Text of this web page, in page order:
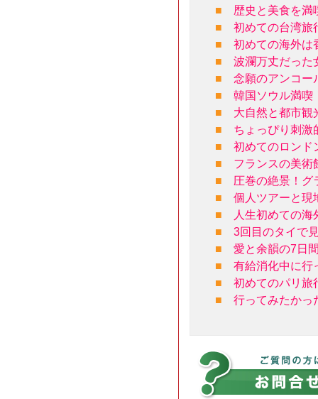
■
歴史と美食を満
■
初めての台湾旅
■
初めての海外は
■
波瀾万丈だった
■
念願のアンコー
■
韓国ソウル満喫
■
大自然と都市観
■
ちょっぴり刺激
■
初めてのロンド
■
フランスの美術
■
圧巻の絶景！グ
■
個人ツアーと現
■
人生初めての
■
3回目のタイで
■
愛と余韻の7日
■
有給消化中に行
■
初めてのパリ旅
■
行ってみたかっ